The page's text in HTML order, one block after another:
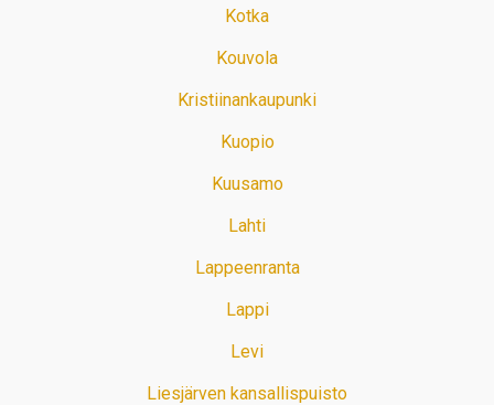
Kotka
Kouvola
Kristiinankaupunki
Kuopio
Kuusamo
Lahti
Lappeenranta
Lappi
Levi
Liesjärven kansallispuisto